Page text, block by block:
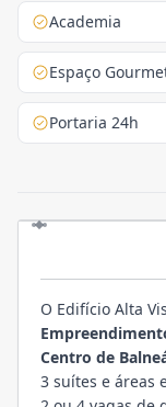
Academia
Espaço
Portaria 24h
O Edifício Alta
Centro de
3 suítes e áreas